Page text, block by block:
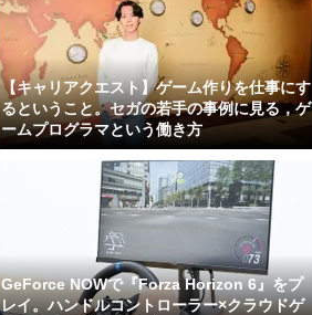
【キャリアクエスト】ゲーム作りを仕事にす
るということ。セガの若手の事例に見る，ゲ
ームプログラマという働き方
GeForce NOWで『Forza Horizon 6』をプ
レイ。ハンドルコントローラー×クラウドゲ